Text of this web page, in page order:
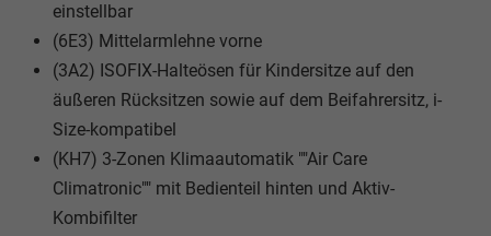
einstellbar
(6E3) Mittelarmlehne vorne
(3A2) ISOFIX-Halteösen für Kindersitze auf den
äußeren Rücksitzen sowie auf dem Beifahrersitz, i-
Size-kompatibel
(KH7) 3-Zonen Klimaautomatik ""Air Care
Climatronic"" mit Bedienteil hinten und Aktiv-
Kombifilter